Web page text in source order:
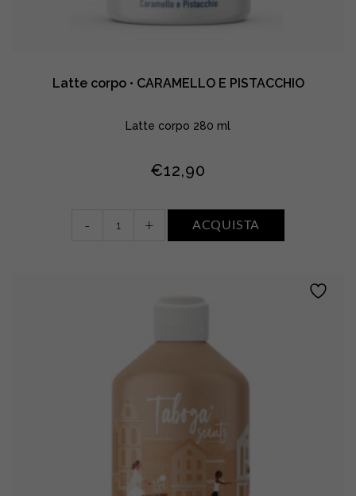
Latte corpo • CARAMELLO E PISTACCHIO
Latte corpo 280 ml
€12,90
- + ACQUISTA